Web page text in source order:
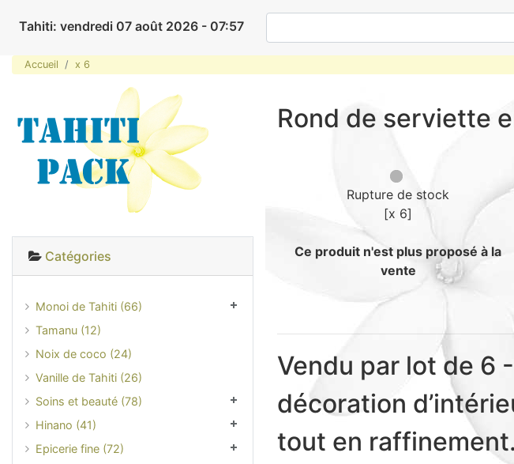
Tahiti: vendredi 07 août 2026 - 07:57
Accueil x 6
Rond de serviette
Rupture de stock
[x 6]
Ce produit n'est plus proposé à la
vente
Vendu par lot de 6
décoration
tout en raffinement.
Catégories
Monoi de Tahiti (66)
Tamanu (12)
Noix de coco (24)
Vanille de Tahiti (26)
Soins et beauté (78)
Hinano (41)
Epicerie fine (72)